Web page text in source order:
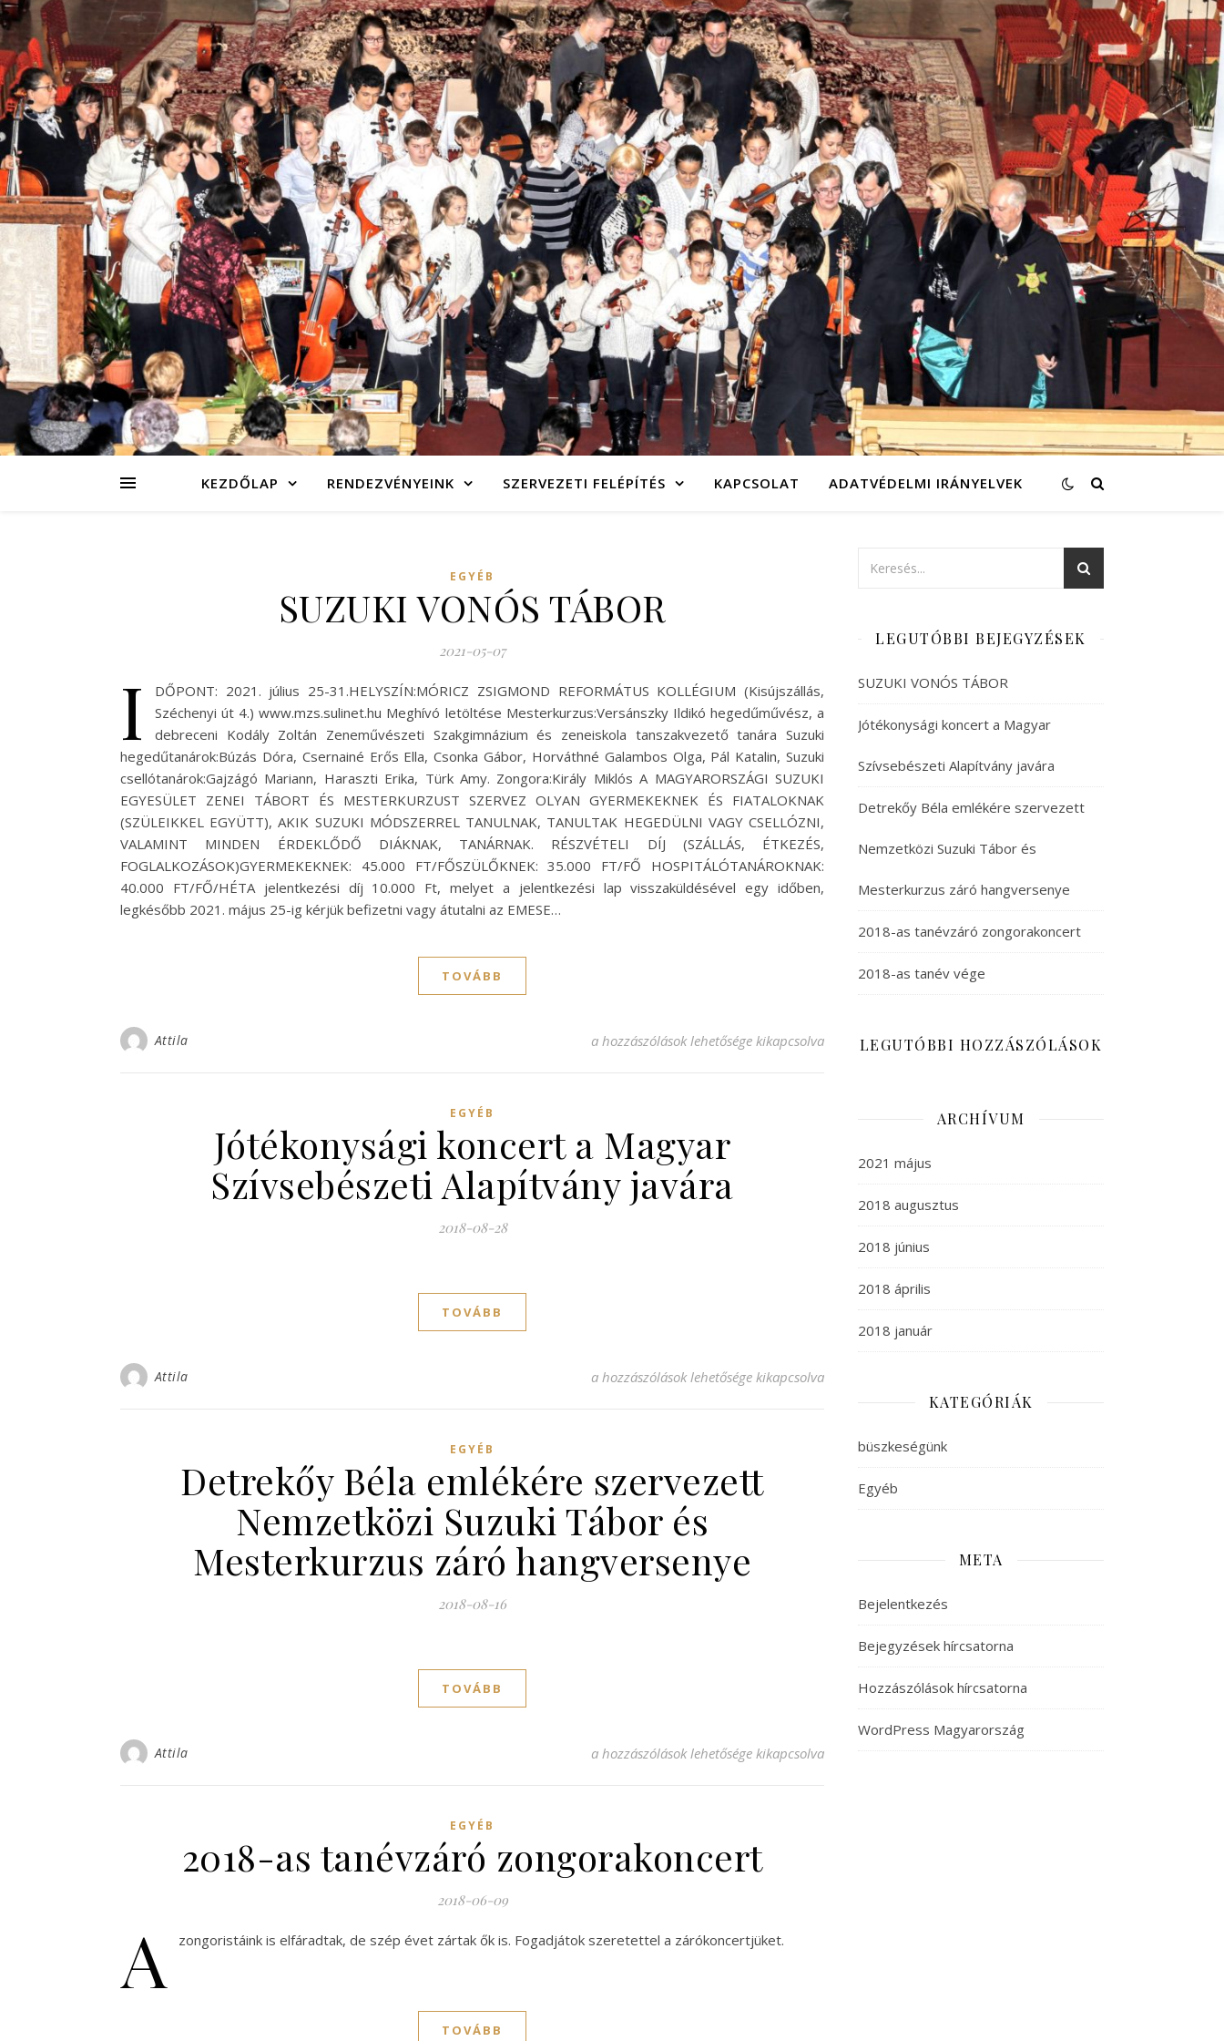
KEZDŐLAP RENDEZVÉNYEINK SZERVEZETI FELÉPÍTÉS KAPCSOLAT ADATVÉDELMI IRÁNYELVEK
EGYÉB
SUZUKI VONÓS TÁBOR
2021-05-07
I
DŐPONT: 2021. július 25-31.HELYSZÍN:MÓRICZ ZSIGMOND REFORMÁTUS KOLLÉGIUM (Kisújszállás,
Széchenyi út 4.) www.mzs.sulinet.hu Meghívó letöltése Mesterkurzus:Versánszky Ildikó hegedűművész, a
debreceni Kodály Zoltán Zeneművészeti Szakgimnázium és zeneiskola tanszakvezető tanára Suzuki
hegedűtanárok:Búzás Dóra, Csernainé Erős Ella, Csonka Gábor, Horváthné Galambos Olga, Pál Katalin, Suzuki
csellótanárok:Gajzágó Mariann, Haraszti Erika, Türk Amy. Zongora:Király Miklós A MAGYARORSZÁGI SUZUKI
EGYESÜLET ZENEI TÁBORT ÉS MESTERKURZUST SZERVEZ OLYAN GYERMEKEKNEK ÉS FIATALOKNAK
(SZÜLEIKKEL EGYÜTT), AKIK SUZUKI MÓDSZERREL TANULNAK, TANULTAK HEGEDÜLNI VAGY CSELLÓZNI,
VALAMINT MINDEN ÉRDEKLŐDŐ DIÁKNAK, TANÁRNAK. RÉSZVÉTELI DÍJ (SZÁLLÁS, ÉTKEZÉS,
FOGLALKOZÁSOK)GYERMEKEKNEK: 45.000 FT/FŐSZÜLŐKNEK: 35.000 FT/FŐ HOSPITÁLÓTANÁROKNAK:
40.000 FT/FŐ/HÉTA jelentkezési díj 10.000 Ft, melyet a jelentkezési lap visszaküldésével egy időben,
legkésőbb 2021. május 25-ig kérjük befizetni vagy átutalni az EMESE…
TOVÁBB
Attila SUZUKI VONÓS TÁBOR bejegyzéshez
a hozzászólások lehetősége kikapcsolva
EGYÉB
Jótékonysági koncert a Magyar
Szívsebészeti Alapítvány javára
2018-08-28
TOVÁBB
Attila Jótékonysági koncert a Magyar Szívsebészeti Alapítvány javára bejegyzéshez
a hozzászólások lehetősége kikapcsolva
EGYÉB
Detrekőy Béla emlékére szervezett
Nemzetközi Suzuki Tábor és
Mesterkurzus záró hangversenye
2018-08-16
TOVÁBB
Attila Detrekőy Béla emlékére szervezett Nemzetközi Suzuki Tábor és Mesterkurzus záró hangversenye
a hozzászólások lehetősége kikapcsolva
EGYÉB
2018-as tanévzáró zongorakoncert
2018-06-09
A zongoristáink is elfáradtak, de szép évet zártak ők is. Fogadjátok szeretettel a zárókoncertjüket.
TOVÁBB
LEGUTÓBBI BEJEGYZÉSEK
SUZUKI VONÓS TÁBOR
Jótékonysági koncert a Magyar
Szívsebészeti Alapítvány javára
Detrekőy Béla emlékére szervezett
Nemzetközi Suzuki Tábor és
Mesterkurzus záró hangversenye
2018-as tanévzáró zongorakoncert
2018-as tanév vége
LEGUTÓBBI HOZZÁSZÓLÁSOK
ARCHÍVUM
2021 május
2018 augusztus
2018 június
2018 április
2018 január
KATEGÓRIÁK
büszkeségünk
Egyéb
META
Bejelentkezés
Bejegyzések hírcsatorna
Hozzászólások hírcsatorna
WordPress Magyarország